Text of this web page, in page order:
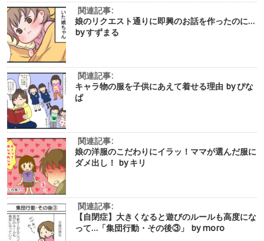
関連記事:
娘のリクエスト通りに即興のお話を作ったのに…
by すずまる
関連記事:
キャラ物の服を子供にあえて着せる理由 by ぴな
ぱ
関連記事:
娘の洋服のこだわりにイラッ！ママが選んだ服に
ダメ出し！ by キリ
関連記事:
【自閉症】大きくなると遊びのルールも高度にな
って…「集団行動・その後③」 by moro